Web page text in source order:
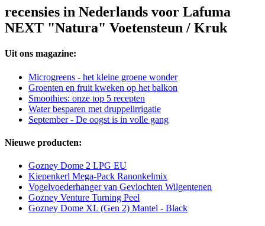
recensies in Nederlands voor Lafuma
NEXT "Natura" Voetensteun / Kruk
Uit ons magazine:
Microgreens - het kleine groene wonder
Groenten en fruit kweken op het balkon
Smoothies: onze top 5 recepten
Water besparen met druppelirrigatie
September - De oogst is in volle gang
Nieuwe producten:
Gozney Dome 2 LPG EU
Kiepenkerl Mega-Pack Ranonkelmix
Vogelvoederhanger van Gevlochten Wilgentenen
Gozney Venture Turning Peel
Gozney Dome XL (Gen 2) Mantel - Black